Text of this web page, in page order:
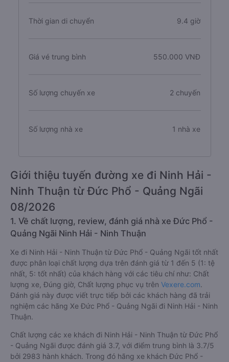
Thời gian di chuyển 9.4 giờ
Giá vé trung bình 550.000 VNĐ
Số lượng chuyến xe 2 chuyến
Số lượng nhà xe 1 nhà xe
Giới thiệu tuyến đường xe đi Ninh Hải -
Ninh Thuận từ Đức Phổ - Quảng Ngãi
08/2026
1. Về chất lượng, review, đánh giá nhà xe Đức Phổ -
Quảng Ngãi Ninh Hải - Ninh Thuận
Xe đi Ninh Hải - Ninh Thuận từ Đức Phổ - Quảng Ngãi tốt nhất
được phân loại chất lượng dựa trên đánh giá từ 1 đến 5 (1: tệ
nhất, 5: tốt nhất) của khách hàng với các tiêu chí như: Chất
lượng xe, Đúng giờ, Chất lượng phục vụ trên Vexere.com.
Đánh giá này được viết trực tiếp bởi các khách hàng đã trải
nghiệm các hãng Xe Đức Phổ - Quảng Ngãi đi Ninh Hải - Ninh
Thuận.
Chất lượng các xe khách đi Ninh Hải - Ninh Thuận từ Đức Phổ
- Quảng Ngãi được đánh giá 3.7, với điểm trung bình là 3.7/5
bởi 2983 hành khách. Trong đó hãng xe khách Đức Phổ -